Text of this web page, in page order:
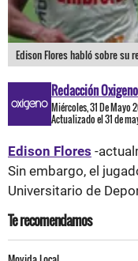
Edison Flores habló sobre su
Redacción Oxigeno
Miércoles, 31 De Mayo
Actualizado el 31 de
Edison Flores -
Sin embargo, el
Universitario de
Te recomendamos